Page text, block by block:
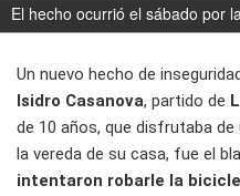
El hecho ocurrió el sábado por
Un nuevo hecho de
Isidro Casanova, partido de
de 10 años, que disfrutaba
la vereda de su casa, fue el
intentaron robarle la